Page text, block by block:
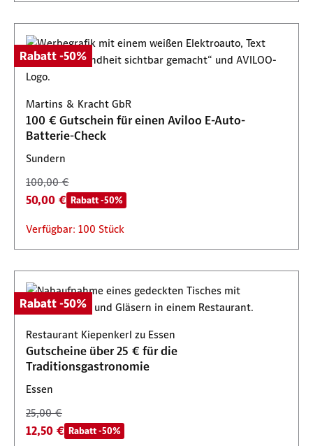
Rabatt -50%
Martins & Kracht GbR
100 € Gutschein für einen Aviloo E-Auto-
Batterie-Check
Sundern
100,00 €
50,00 € Rabatt -50%
Verfügbar: 100 Stück
Rabatt -50%
Restaurant Kiepenkerl zu Essen
Gutscheine über 25 € für die
Traditionsgastronomie
Essen
25,00 €
12,50 € Rabatt -50%